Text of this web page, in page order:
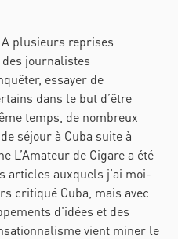
A plusieurs reprises
des journalistes
essayer de
dans le but d’être
temps, de nombreux
séjour à Cuba suite à
L’Amateur de Cigare a été
articles auxquels j’ai moi-
critiqué Cuba, mais avec
d'idées et des
vient miner le